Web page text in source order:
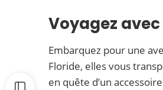
Voyagez
Embarquez pour une
Floride, elles vous
en quête d’un